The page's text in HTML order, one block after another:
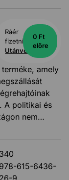
Ráér
fizetni:
Utánvét
0 Ft
előre
amely
A politikai és
nem
mutat meg
és a
kevésbé
de
Komlós,
340
978-615-6436-
26-9